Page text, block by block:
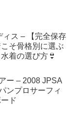
ィス – 【完全保存
そ骨格別に選ぶ
着の選び方👙
ー – 2008 JPSA
ンプロサーフィ
ド